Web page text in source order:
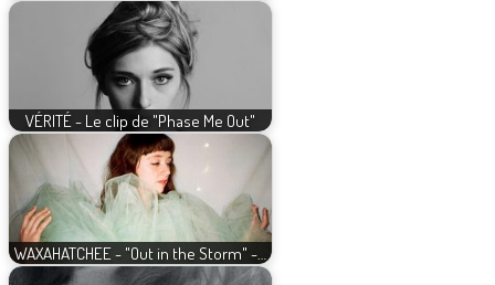
VÉRITÉ - Le clip de "Phase Me Out"
WAXAHATCHEE - "Out in the Storm" -…